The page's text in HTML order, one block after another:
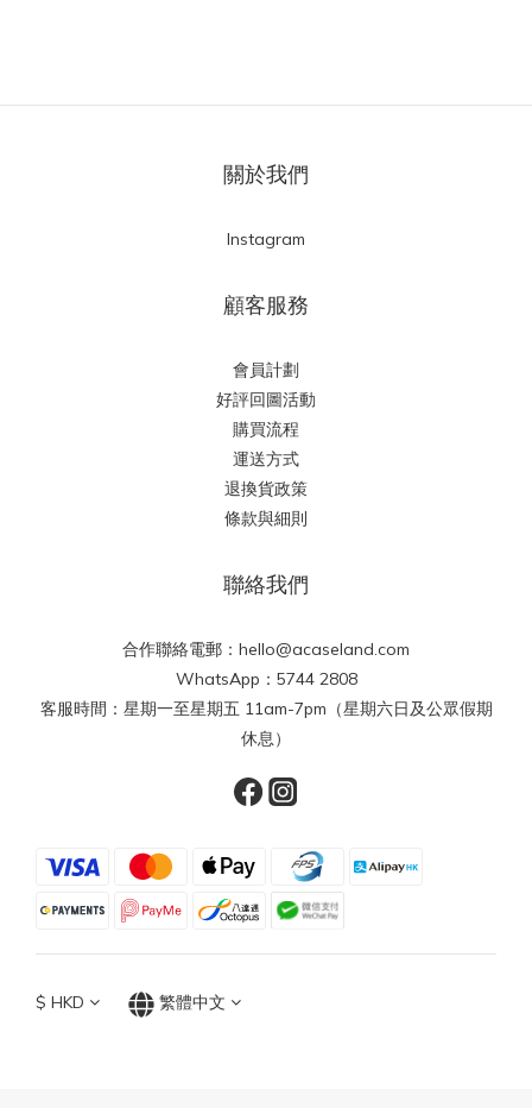
關於我們
Instagram
顧客服務
會員計劃
好評回圖活動
購買流程
運送方式
退換貨政策
條款與細則
聯絡我們
合作聯絡電郵：hello@acaseland.com
WhatsApp：5744 2808
客服時間：星期一至星期五 11am-7pm（星期六日及公眾假期
休息）
$ HKD 繁體中文